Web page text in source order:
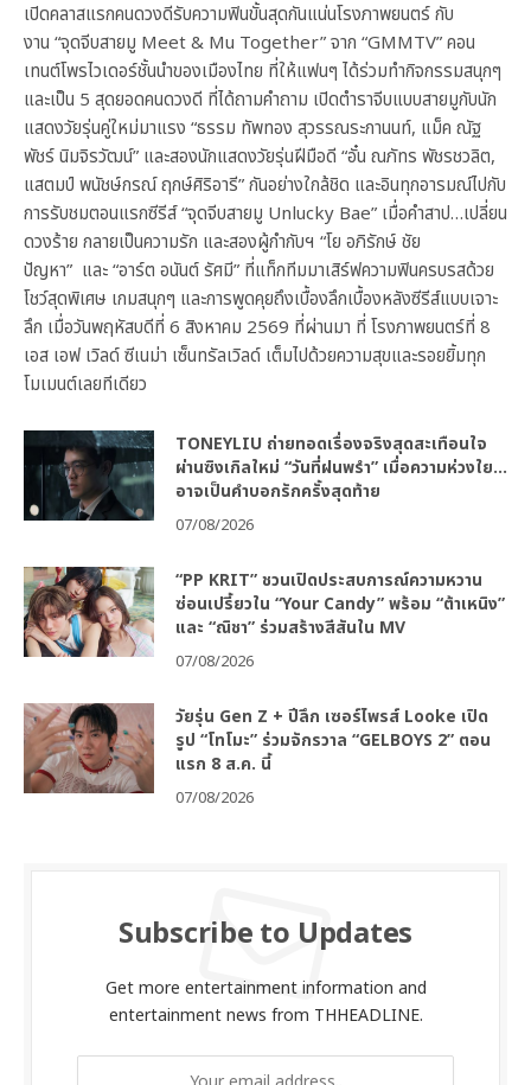
เปิดคลาสแรกคนดวงดีรับความฟินขั้นสุดกันแน่นโรงภาพยนตร์ กับ
งาน “จุดจีบสายมู Meet & Mu Together” จาก “GMMTV” คอน
เทนต์โพรไวเดอร์ชั้นนำของเมืองไทย ที่ให้แฟนๆ ได้ร่วมทำกิจกรรมสนุกๆ
และเป็น 5 สุดยอดคนดวงดี ที่ได้ถามคำถาม เปิดตำราจีบแบบสายมูกับนัก
แสดงวัยรุ่นคู่ใหม่มาแรง “ธรรม ทัพทอง สุวรรณระกานนท์, แม็ค ณัฐ
พัชร์ นิมจิรวัฒน์” และสองนักแสดงวัยรุ่นฝีมือดี “อั๋น ณภัทร พัชรชวลิต,
แสตมป์ พนัชษ์กรณ์ ฤกษ์ศิริอารี” กันอย่างใกล้ชิด และอินทุกอารมณ์ไปกับ
การรับชมตอนแรกซีรีส์ “จุดจีบสายมู Unlucky Bae” เมื่อคำสาป…เปลี่ยน
ดวงร้าย กลายเป็นความรัก และสองผู้กำกับฯ “โย อภิรักษ์ ชัย
ปัญหา” และ “อาร์ต อนันต์ รัศมี” ที่แท็กทีมมาเสิร์ฟความฟินครบรสด้วย
โชว์สุดพิเศษ เกมสนุกๆ และการพูดคุยถึงเบื้องลึกเบื้องหลังซีรีส์แบบเจาะ
ลึก เมื่อวันพฤหัสบดีที่ 6 สิงหาคม 2569 ที่ผ่านมา ที่ โรงภาพยนตร์ที่ 8
เอส เอฟ เวิลด์ ซีเนม่า เซ็นทรัลเวิลด์ เต็มไปด้วยความสุขและรอยยิ้มทุก
โมเมนต์เลยทีเดียว
TONEYLIU ถ่ายทอดเรื่องจริงสุดสะเทือนใจ
ผ่านซิงเกิลใหม่ “วันที่ฝนพรำ” เมื่อความห่วงใย…
อาจเป็นคำบอกรักครั้งสุดท้าย
07/08/2026
“PP KRIT” ชวนเปิดประสบการณ์ความหวาน
ซ่อนเปรี้ยวใน “Your Candy” พร้อม “ต้าเหนิง”
และ “ณิชา” ร่วมสร้างสีสันใน MV
07/08/2026
วัยรุ่น Gen Z + ปีลึก เซอร์ไพรส์ Looke เปิด
รูป “โทโมะ” ร่วมจักรวาล “GELBOYS 2” ตอน
แรก 8 ส.ค. นี้
07/08/2026
Subscribe to Updates
Get more entertainment information and
entertainment news from THHEADLINE.